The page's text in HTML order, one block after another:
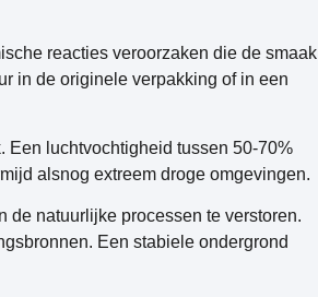
reacties veroorzaken die de smaak
in de originele verpakking of in een
Een luchtvochtigheid tussen 50-70%
alsnog extreem droge omgevingen.
de natuurlijke processen te verstoren.
Een stabiele ondergrond